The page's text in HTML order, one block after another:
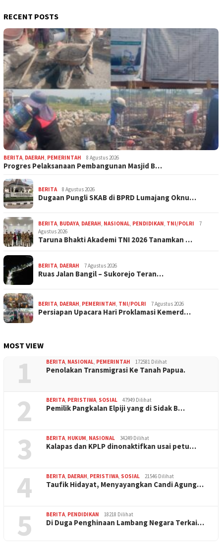
RECENT POSTS
BERITA DAERAH PEMERINTAH 8 Agustus 2026
Progres Pelaksanaan Pembangunan Masjid B…
BERITA 8 Agustus 2026
Dugaan Pungli SKAB di BPRD Lumajang Oknu…
BERITA BUDAYA DAERAH NASIONAL PENDIDIKAN TNI/POLRI
7
Agustus 2026
Taruna Bhakti Akademi TNI 2026 Tanamkan …
BERITA DAERAH 7 Agustus 2026
Ruas Jalan Bangil – Sukorejo Teran…
BERITA DAERAH PEMERINTAH TNI/POLRI 7 Agustus 2026
Persiapan Upacara Hari Proklamasi Kemerd…
MOST VIEW
1 BERITA NASIONAL PEMERINTAH 172581 Dilihat
Penolakan Transmigrasi Ke Tanah Papua.
2 BERITA PERISTIWA SOSIAL 47949 Dilihat
Pemilik Pangkalan Elpiji yang di Sidak B…
3 BERITA HUKUM NASIONAL 34249 Dilihat
Kalapas dan KPLP dinonaktifkan usai petu…
4 BERITA DAERAH PERISTIWA SOSIAL 21546 Dilihat
Taufik Hidayat, Menyayangkan Candi Agung…
5 BERITA PENDIDIKAN 18218 Dilihat
Di Duga Penghinaan Lambang Negara Terkai…